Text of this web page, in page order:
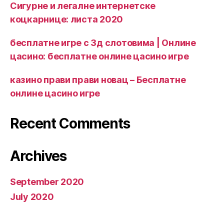
Сигурне и легалне интернетске
коцкарнице: листа 2020
бесплатне игре с 3д слотовима | Онлине
цасино: бесплатне онлине цасино игре
казино прави прави новац – Бесплатне
онлине цасино игре
Recent Comments
Archives
September 2020
July 2020